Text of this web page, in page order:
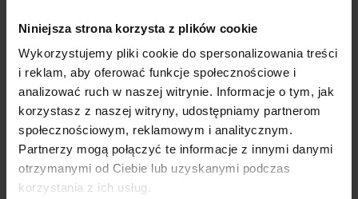
Niniejsza strona korzysta z plików cookie
Wykorzystujemy pliki cookie do spersonalizowania treści
i reklam, aby oferować funkcje społecznościowe i
analizować ruch w naszej witrynie. Informacje o tym, jak
korzystasz z naszej witryny, udostępniamy partnerom
społecznościowym, reklamowym i analitycznym.
Partnerzy mogą połączyć te informacje z innymi danymi
otrzymanymi od Ciebie lub uzyskanymi podczas
korzystania z ich usług.
aromatyczne, tradycyjne toruńskie pierniki, poznając
naszych umiejętności.
Twierdza Fort IV –zabytek militarny najwyższej klasy:
jeden z najpotężniejszych systemów fortyfikacyjnych
w Polsce, wybudowany przez Prusaków pod koniec XIX
wieku do obrony granicy wschodniej Prus. Wybudowanie
tego systemu miało związek ze strategicznym położeniem